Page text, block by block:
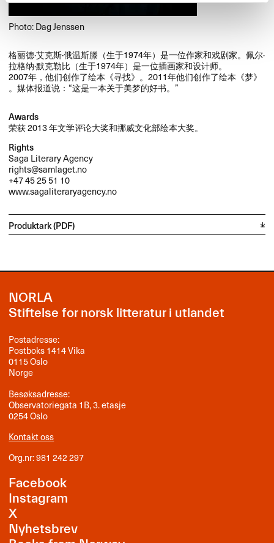
Photo: Dag Jenssen
​格丽德·艾克斯·俄温斯滕​（生于​1974​年）​是一位作家和戏剧家。​佩尔·
拉格纳·默克勒比​（生于​1974​年）​是一位插画家和设计师。​​
2007​年，​他们创作了绘本​《寻找》​。​​2011​年他们创作了绘本​《梦》​
。​媒体报道说：​“这是一本关于美梦的好书。​”​
Awards
荣获 2013 年文学评论大奖和挪威文化部绘本大奖。
Rights
Saga Literary Agency
rights@samlaget.no
+47 45 25 51 10
www.sagaliteraryagency.no
Produktark (PDF)
NORLA
Stiftelse for norsk litteratur i utlandet
Postadresse:
Postboks 1414 Vika
0115 Oslo
Norge
Besøksadresse:
Observatoriegata 1B, 3. etasje
0254 Oslo
Kontakt oss
Org.nr: 981 242 297
Facebook
Instagram
X
Nyhetsbrev